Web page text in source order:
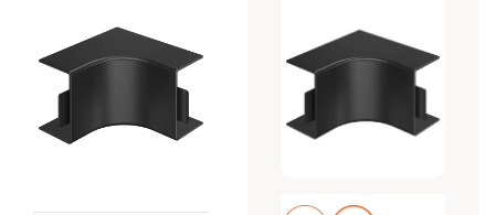
WDK40060SW
Sort
WDK40060SW
Sort